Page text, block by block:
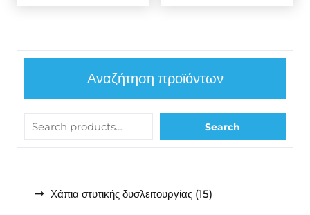
Αναζήτηση προϊόντων
Search
Χάπια στυτικής δυσλειτουργίας 1515